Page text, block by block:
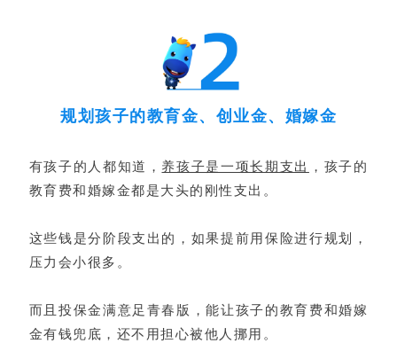
规划孩子的教育金、创业金、婚嫁金
有孩子的人都知道， 养孩子是一项长期支出 ，孩子的
教育费和婚嫁金都是大头的刚性支出。
这些钱是分阶段支出的，如果提前用保险进行规划，
压力会小很多。
而且投保金满意足青春版，能让孩子的教育费和婚嫁
金有钱兜底，还不用担心被他人挪用。